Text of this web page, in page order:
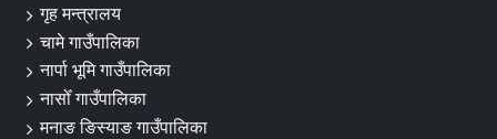
गृह मन्त्रालय
चामे गाउँपालिका
नार्पा ‍भूमि गाउँपालिका
नासोँ गाउँपालिका
मनाङ ङिस्याङ गाउँपालिका